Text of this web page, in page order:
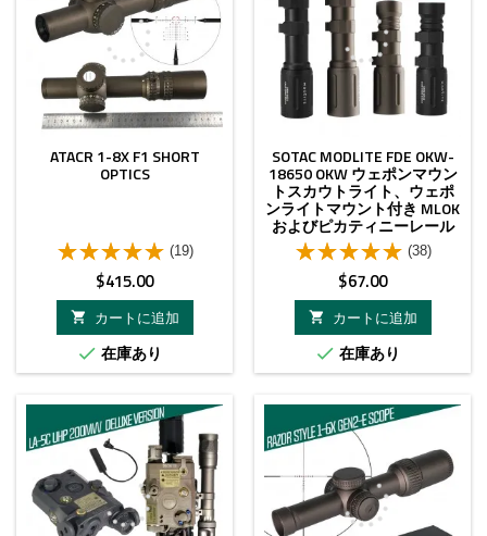
ATACR 1-8X F1 SHORT
OPTICS
(19)
価
格
$415.00

カートに追加
 在庫あり
SOTAC MODLITE FDE OKW-
18650 OKW ウェポンマウン
トスカウトライト、ウェポ
ンライトマウント付き MLOK
およびピカティニーレール
用 (38)
価
格
$67.00

カートに追加
 在庫あり